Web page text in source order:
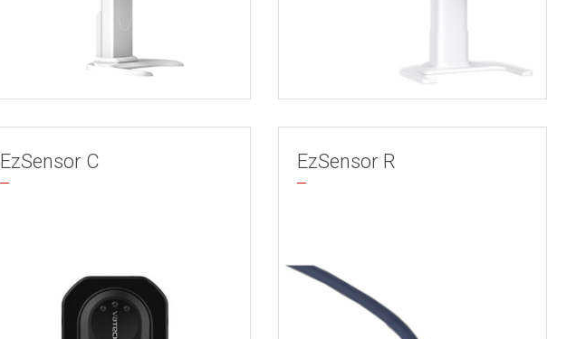
EzSensor C EzSensor R